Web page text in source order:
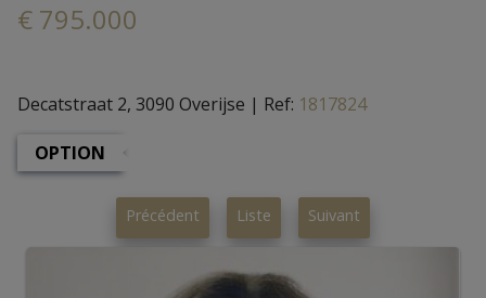
€ 795.000
Decatstraat 2, 3090 Overijse | Ref: 1817824
OPTION
Précédent Liste Suivant